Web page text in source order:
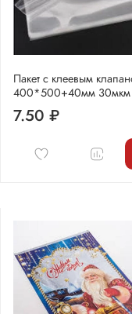
Пакет с клеевым
400*500+40мм 30мкм
7.50 ₽